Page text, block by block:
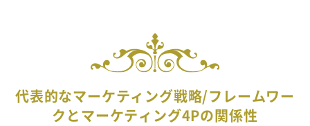
代表的なマーケティング戦略/フレームワー
クとマーケティング4Pの関係性